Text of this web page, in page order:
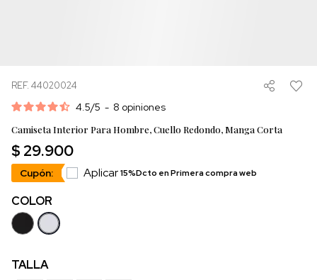
REF. 44020024
4.5/5 - 8 opiniones
Camiseta Interior Para Hombre, Cuello Redondo, Manga Corta
$ 29.900
Cupón: Aplicar15%Dcto en Primera compra web
COLOR
TALLA